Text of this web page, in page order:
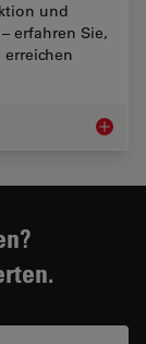
und
erfahren Sie,